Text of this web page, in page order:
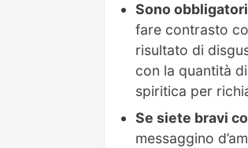
Sono
fare contrasto
risultato di
con la quantità
spiritica per
Se siete bravi
messaggino